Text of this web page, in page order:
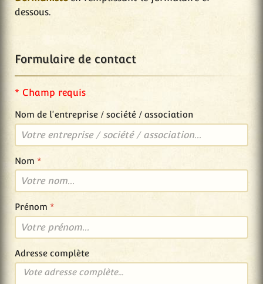
dessous.
Formulaire de contact
* Champ requis
Nom de l'entreprise / société / association
Nom *
Prénom *
Adresse complète